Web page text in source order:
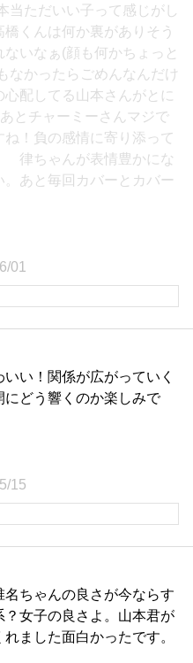
当ただいい子って感じがし
くんは何か裏がありそう
いなぁ(顔も何かちょっと
かったらごめんなんだけ
配してる山本さんがとに
とチャーミーさんマジで
！負の感情に寄り添って
律ちゃんが表情豊かにな
。あと毎回カバーとカバー
01
い！関係が広がっていく
どう響くのか楽しみで
15
ちゃんの良さが今ならす
？女子の良さよ。山本君が
ました面白かったです。